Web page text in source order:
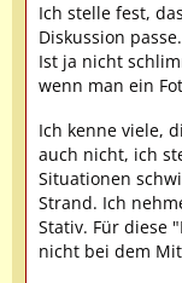
Ich stelle fest,
Diskussion
Ist ja nicht
wenn man ein
Ich kenne viele,
auch nicht, ich
Situationen
Strand. Ich
Stativ. Für diese
nicht bei dem